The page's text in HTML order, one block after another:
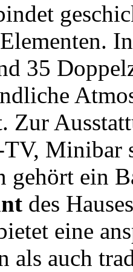
35
Zur
Minibar
gehört ein
des
eine
als auch